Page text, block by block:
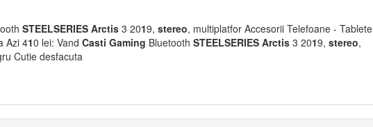
STEELSERIES Arctis 3 2019, stereo, multiplatfor Accesorii Telefoane - Tablete
Azi 410 lei: Vand Casti Gaming Bluetooth STEELSERIES Arctis 3 2019, stereo,
Cutie desfacuta